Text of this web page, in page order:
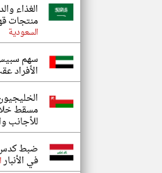
الغذاء
منتجات
السعودية
سهم
الأفراد
مسقط
للأجانب
ضبط كدس
في الأنبار